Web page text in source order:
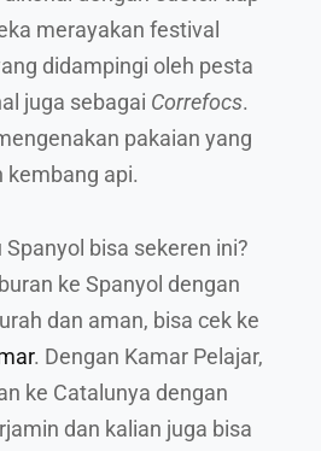
merayakan festival
didampingi oleh pesta
juga sebagai Correfocs.
pakaian yang
kembang api.
bisa sekeren ini?
ke Spanyol dengan
dan aman, bisa cek ke
. Dengan Kamar Pelajar,
ke Catalunya dengan
dan kalian juga bisa